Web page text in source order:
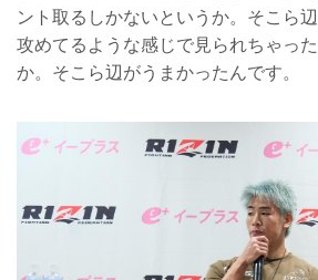
ント取るしかないというか。そこら
攻めてるような感じで見られちゃっ
か。そこら辺がうまかったんです。